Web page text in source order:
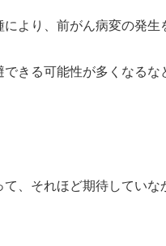
により、前がん病変の発生
できる可能性が多くなるな
て、それほど期待していな